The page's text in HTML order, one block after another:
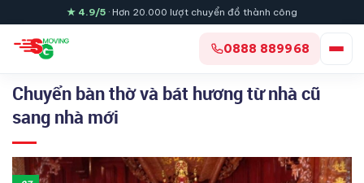
to
content
★ 4.9/5 · Hơn 20.000 lượt chuyển đồ thành công
0888 889968
Chuyển bàn thờ và bát hương từ nhà cũ
sang nhà mới